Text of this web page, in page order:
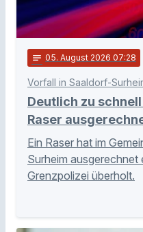
notes 05. August 2026 07:28
Vorfall in Saaldorf-
Deutlich zu
Raser
Ein Raser hat im
Surheim ausgerechnet
Grenzpolizei überholt.